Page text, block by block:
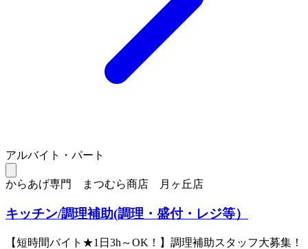
アルバイト・パート
からあげ専門 まつむら商店 月ヶ丘店
キッチン/調理補助(調理・盛付・レジ等）
【短時間バイト★1日3h～OK！】調理補助スタッフ大募集！